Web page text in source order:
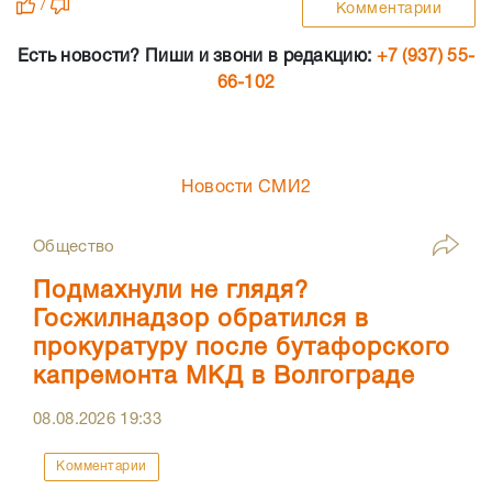
/ Комментарии
Есть новости? Пиши и звони в редакцию: +7 (937) 55-
66-102
Новости СМИ2
Общество
Подмахнули не глядя?
Госжилнадзор обратился в
прокуратуру после бутафорского
капремонта МКД в Волгограде
08.08.2026 19:33
Комментарии